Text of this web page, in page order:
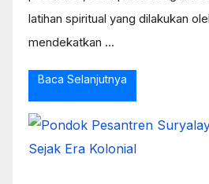
latihan spiritual yang dilakukan
mendekatkan ...
Baca Selanjutnya